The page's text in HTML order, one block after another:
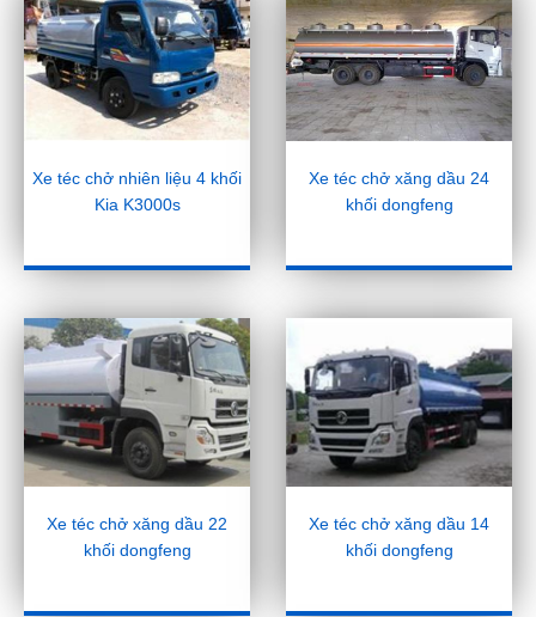
Xe téc chở nhiên liệu 4 khối
Kia K3000s
Xe téc chở xăng dầu 24
khối dongfeng
Xe téc chở xăng dầu 22
khối dongfeng
Xe téc chở xăng dầu 14
khối dongfeng